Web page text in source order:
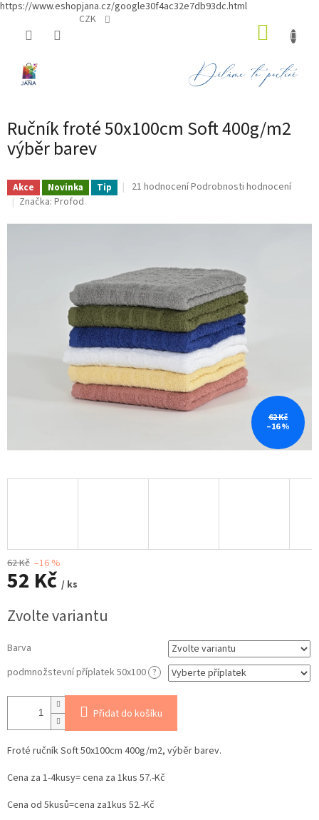
https://www.eshopjana.cz/google30f4ac32e7db93dc.html
CZK
Ručník froté 50x100cm Soft 400g/m2
výběr barev
Akce Novinka Tip
Průměrné
je
5
hvězdiček.
21 hodnoceníPodrobnosti hodnocení
Značka: Profod
62 Kč
–16 %
62 Kč –16 %
52 Kč / ks
cena:
Zvolte variantu
Barva
podmnožstevní příplatek 50x100 ?
Přidat do košíku
Froté ručník Soft 50x100cm 400g/m2, výběr barev.
Cena za 1-4kusy= cena za 1kus 57.-Kč
Cena od 5kusů=cena za1kus 52.-Kč